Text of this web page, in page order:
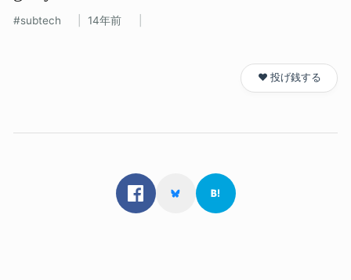
subtech 14年前
❤️ 投げ銭する